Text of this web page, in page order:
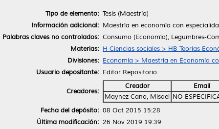
Tipo de elemento: Tesis (Maestría)
Información adicional: Maestría en economía con
Palabras claves no controlados: Consumo (Economía), Legumbres-
Materias: H Ciencias sociales > HB Teorías
Divisiones: Economía > Maestría en Economía
Usuario depositante: Editor Repositorio
Creadores:
Creador
Email
Maynez Cano, Misael NO
Fecha del depósito: 08 Oct 2015 15:28
Última modificación: 26 Nov 2019 19:39